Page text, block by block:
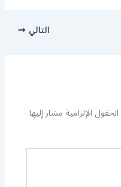
التالي
الحقول الإلزامية مشار إليها